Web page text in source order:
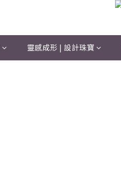
靈感成形 | 設計珠寶